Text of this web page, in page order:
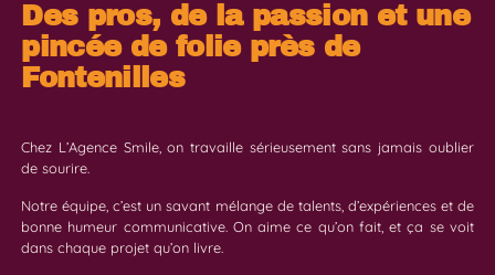
Des pros, de la passion et une
pincée de folie près de
Fontenilles
Chez L’Agence Smile, on travaille sérieusement sans jamais oublier
de sourire.
Notre équipe, c’est un savant mélange de talents, d’expériences et de
bonne humeur communicative. On aime ce qu’on fait, et ça se voit
dans chaque projet qu’on livre.